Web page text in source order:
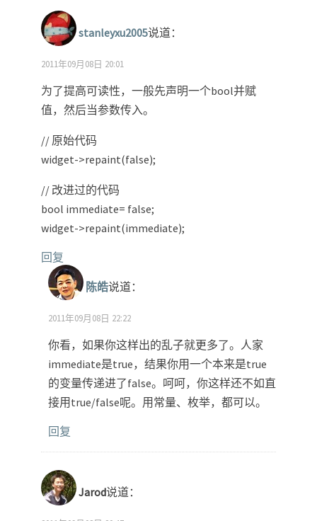
stanleyxu2005说道：
2011年09月08日 20:01
为了提高可读性，一般先声明一个bool并赋
值，然后当参数传入。
// 原始代码
widget->repaint(false);
// 改进过的代码
bool immediate= false;
widget->repaint(immediate);
回复
陈皓说道：
2011年09月08日 22:22
你看，如果你这样出的乱子就更多了。人家
immediate是true，结果你用一个本来是true
的变量传递进了false。呵呵，你这样还不如直
接用true/false呢。用常量、枚举，都可以。
回复
Jarod说道：